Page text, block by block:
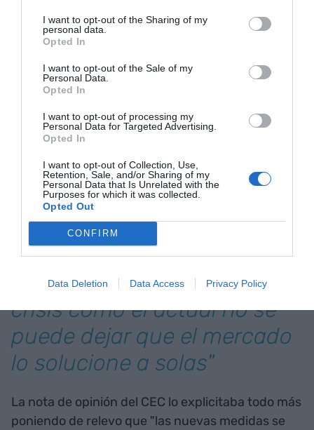
I want to opt-out of the Sharing of my
personal data.
Opted In
I want to opt-out of the Sale of my
Personal Data.
Opted In
I want to opt-out of processing my
Personal Data for Targeted Advertising.
Opted In
I want to opt-out of Collection, Use,
Retention, Sale, and/or Sharing of my
Personal Data that Is Unrelated with the
Purposes for which it was collected.
Opted Out
CONFIRM
Data Deletion Data Access Privacy Policy
destinen una parte muy importante tanto a
digitalización como la economía verde, hay una
parte que también tendría que servir para
"ayudar a mejorar la viabilidad de las empresas".
actual no se puede dejar que el mercado lo
solucione a solas" como pasó en la crisis de 1929,
cosa que provocó que el PIB mundial cayera un
40%. "Los economistas han ido aprendiendo que
en momentos así tienen que haber estímulos, que
se tiene que intervenir y que todo esto amortigua
Amat: "En momentos de
crisis como el actual no se
puede dejar que el mercado
lo solucione a solas"
La nota de opinión del CEC lo explicitaba todo más
poniendo de relevo que "las nuevas medidas se